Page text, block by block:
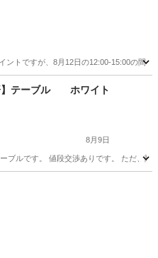
ントですが、8月12日の12:00-15:00の間
】テーブル ホワイト
8月9日
ブルです。 値段交渉ありです。 ただ、